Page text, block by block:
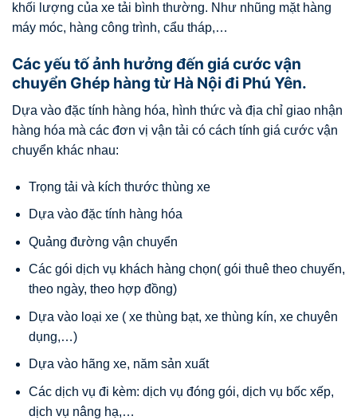
khối lượng của xe tải bình thường. Như nhũng mặt hàng
máy móc, hàng công trình, cẩu tháp,…
Các yếu tố ảnh hưởng đến giá cước vận
chuyển Ghép hàng từ Hà Nội đi Phú Yên.
Dựa vào đặc tính hàng hóa, hình thức và địa chỉ giao nhận
hàng hóa mà các đơn vị vận tải có cách tính giá cước vận
chuyển khác nhau:
Trọng tải và kích thước thùng xe
Dựa vào đặc tính hàng hóa
Quảng đường vận chuyển
Các gói dịch vụ khách hàng chọn( gói thuê theo chuyến,
theo ngày, theo hợp đồng)
Dựa vào loại xe ( xe thùng bạt, xe thùng kín, xe chuyên
dụng,…)
Dựa vào hãng xe, năm sản xuất
Các dịch vụ đi kèm: dịch vụ đóng gói, dịch vụ bốc xếp,
dịch vụ nâng hạ,…